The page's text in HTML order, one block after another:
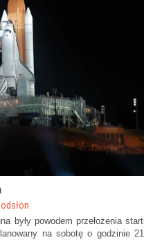
były powodem przełożenia
na sobotę o godzinie